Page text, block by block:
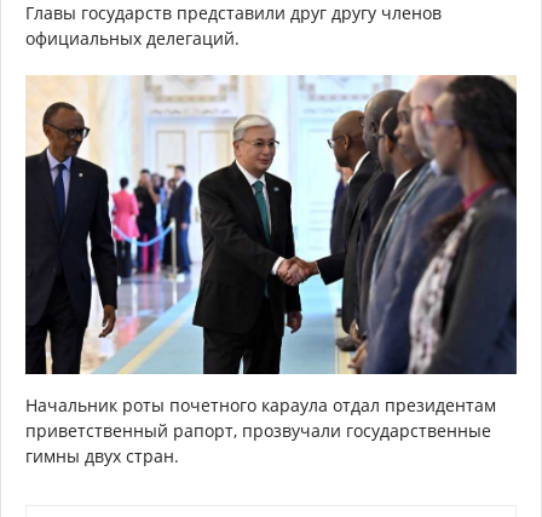
Главы государств представили друг другу членов
официальных делегаций.
Начальник роты почетного караула отдал президентам
приветственный рапорт, прозвучали государственные
гимны двух стран.